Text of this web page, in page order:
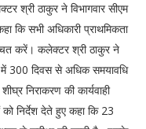
श्री ठाकुर ने विभागवार सीएम
कि सभी अधिकारी प्राथमिकता
करें। कलेक्टर श्री ठाकुर ने
में 300 दिवस से अधिक समयावधि
निराकरण की कार्यवाही
को निर्देश देते हुए कहा कि 23